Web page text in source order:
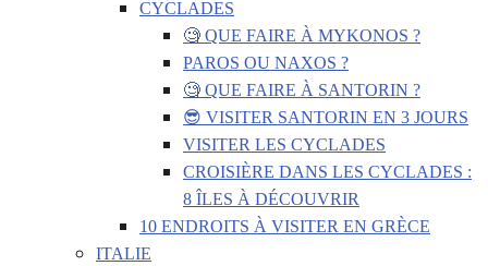
CYCLADES
🧐 QUE FAIRE À MYKONOS ?
PAROS OU NAXOS ?
🧐 QUE FAIRE À SANTORIN ?
😎 VISITER SANTORIN EN 3 JOURS
VISITER LES CYCLADES
CROISIÈRE DANS LES CYCLADES :
8 ÎLES À DÉCOUVRIR
10 ENDROITS À VISITER EN GRÈCE
ITALIE